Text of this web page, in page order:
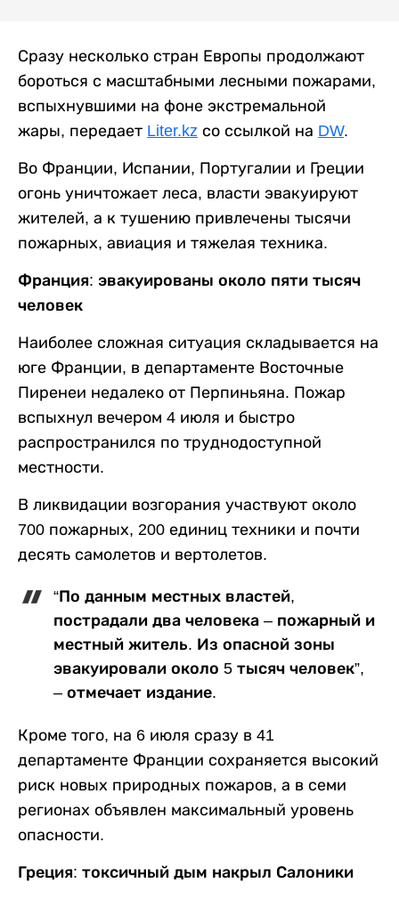
Сразу несколько стран Европы продолжают
бороться с масштабными лесными пожарами,
вспыхнувшими на фоне экстремальной
жары, передает Liter.kz со ссылкой на DW.
Во Франции, Испании, Португалии и Греции
огонь уничтожает леса, власти эвакуируют
жителей, а к тушению привлечены тысячи
пожарных, авиация и тяжелая техника.
Франция: эвакуированы около пяти тысяч
человек
Наиболее сложная ситуация складывается на
юге Франции, в департаменте Восточные
Пиренеи недалеко от Перпиньяна. Пожар
вспыхнул вечером 4 июля и быстро
распространился по труднодоступной
местности.
В ликвидации возгорания участвуют около
700 пожарных, 200 единиц техники и почти
десять самолетов и вертолетов.
“По данным местных властей,
пострадали два человека – пожарный и
местный житель. Из опасной зоны
эвакуировали около 5 тысяч человек”,
– отмечает издание.
Кроме того, на 6 июля сразу в 41
департаменте Франции сохраняется высокий
риск новых природных пожаров, а в семи
регионах объявлен максимальный уровень
опасности.
Греция: токсичный дым накрыл Салоники